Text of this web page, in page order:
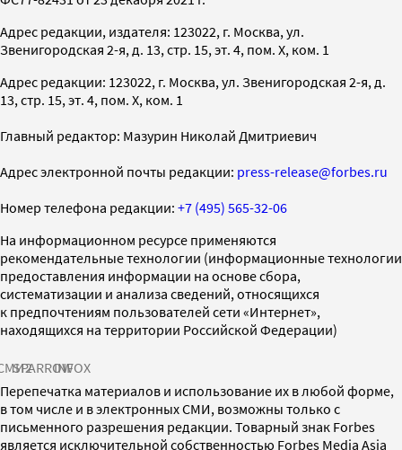
Адрес редакции, издателя: 123022, г. Москва, ул.
Звенигородская 2-я, д. 13, стр. 15, эт. 4, пом. X, ком. 1
Адрес редакции: 123022, г. Москва, ул. Звенигородская 2-я, д.
13, стр. 15, эт. 4, пом. X, ком. 1
Главный редактор: Мазурин Николай Дмитриевич
Адрес электронной почты редакции: press-release@forbes.ru
Номер телефона редакции: +7 (495) 565-32-06
На информационном ресурсе применяются
рекомендательные технологии (информационные технологии
предоставления информации на основе сбора,
систематизации и анализа сведений, относящихся
к предпочтениям пользователей сети «Интернет»,
находящихся на территории Российской Федерации)
SPARROWINFOX
Перепечатка материалов и использование их в любой форме,
в том числе и в электронных СМИ, возможны только с
письменного разрешения редакции. Товарный знак Forbes
является исключительной собственностью Forbes Media Asia